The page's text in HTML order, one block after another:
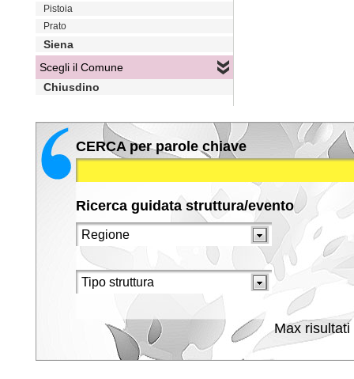
Pistoia
Prato
Siena
Scegli il Comune
Chiusdino
CERCA per parole chiave
Ricerca guidata struttura/evento
Max risultati